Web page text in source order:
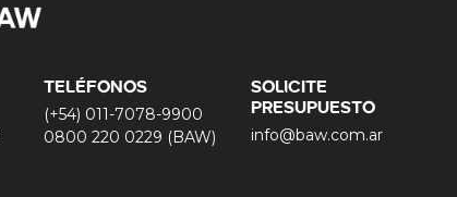
TELÉFONOS
(+54) 011-7078-9900
0800 220 0229 (BAW)
SOLICITE
PRESUPUESTO
info@baw.com.ar